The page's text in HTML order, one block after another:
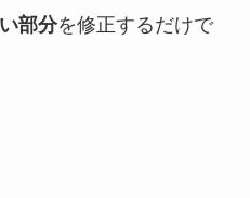
部分を修正するだけで